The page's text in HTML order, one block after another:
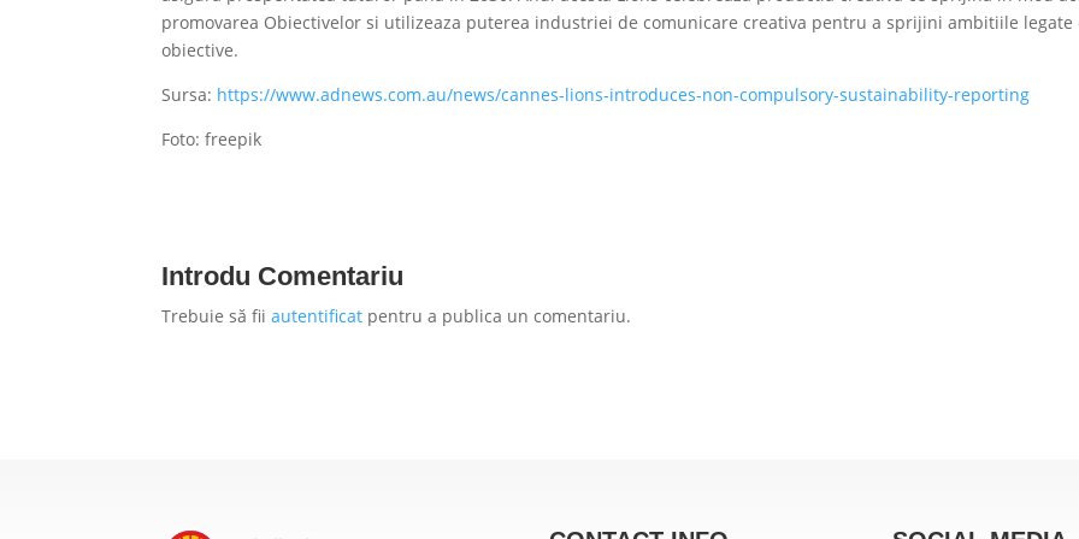
promovarea Obiectivelor si utilizeaza puterea industriei de comunicare creativa pentru a sprijini ambitiile legate
obiective.
Sursa: https://www.adnews.com.au/news/cannes-lions-introduces-non-compulsory-sustainability-reporting
Foto: freepik
Introdu Comentariu
Trebuie să fiiautentificat pentru a publica un comentariu.